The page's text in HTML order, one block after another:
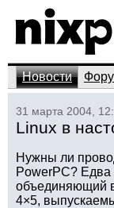
Новости
31 марта 2004,
Linux в
Нужны ли
PowerPC? Едва
объединяющий в
4×5,